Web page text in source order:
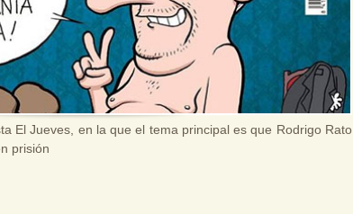
El Jueves, en la que el tema principal es que Rodrigo Rato
prisión